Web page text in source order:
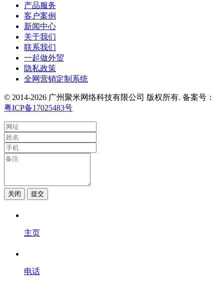
产品服务
客户案例
新闻中心
关于我们
联系我们
一起做外贸
隐私政策
全网营销定制系统
© 2014-2026 广州聚米网络科技有限公司 版权所有. 备案号：
粤ICP备17025483号
关闭 提交
主页
电话